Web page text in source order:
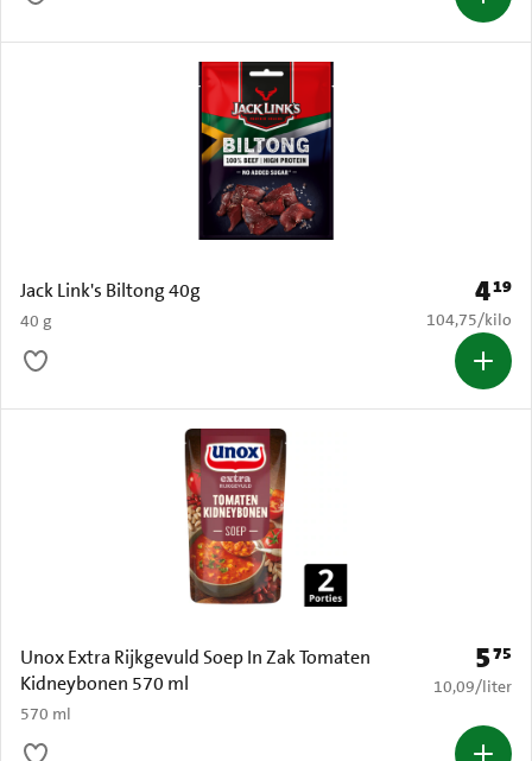
Jack Link's Biltong 40g
40 g
Prijs:
419
€ 104,75 per
104,75/kilo
Unox Extra Rijkgevuld Soep In Zak Tomaten
Kidneybonen 570 ml
570 ml
Prijs:
575
€ 10,09 per
10,09/liter